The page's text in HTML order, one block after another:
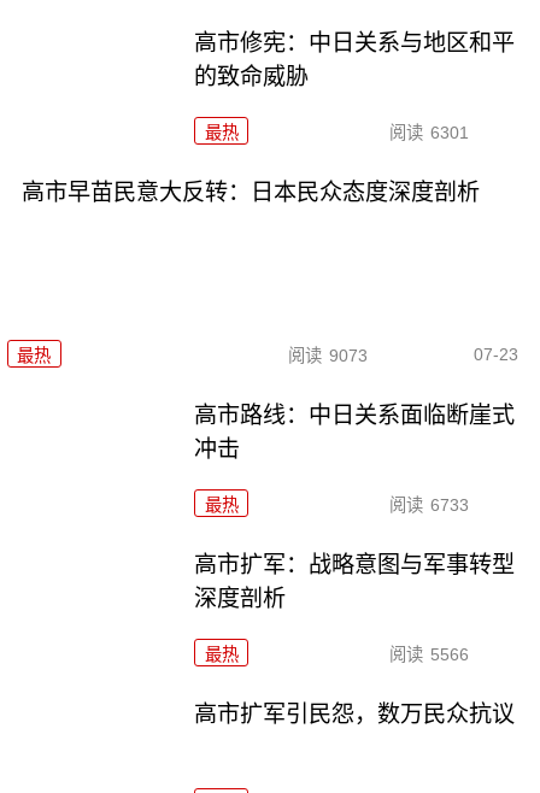
高市修宪：中日关系与地区和平
的致命威胁
最热 阅读 6301
高市早苗民意大反转：日本民众态度深度剖析
最热 阅读 9073 07-23
高市路线：中日关系面临断崖式
冲击
最热 阅读 6733
高市扩军：战略意图与军事转型
深度剖析
最热 阅读 5566
高市扩军引民怨，数万民众抗议